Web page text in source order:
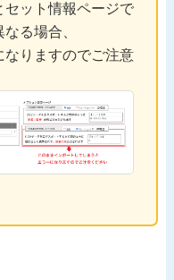
ット情報ページで
る場合、
りますのでご注意